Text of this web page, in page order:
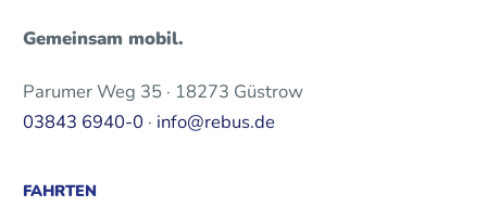
Gemeinsam mobil.
Parumer Weg 35 · 18273 Güstrow
03843 6940-0 · info@rebus.de
FAHRTEN